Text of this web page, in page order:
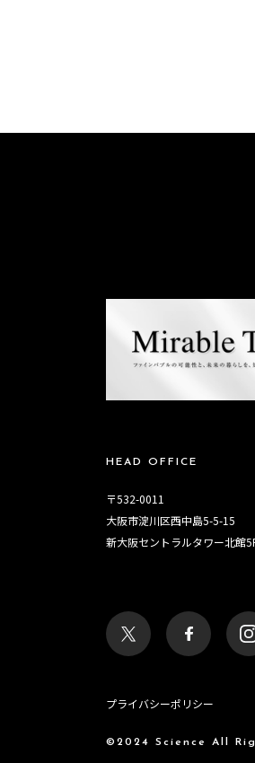
HEAD OFFICE
〒532-0011
大阪市淀川区西中島5-5-15
新大阪セントラルタワー北館
プライバシーポリシー
©2024 Science All